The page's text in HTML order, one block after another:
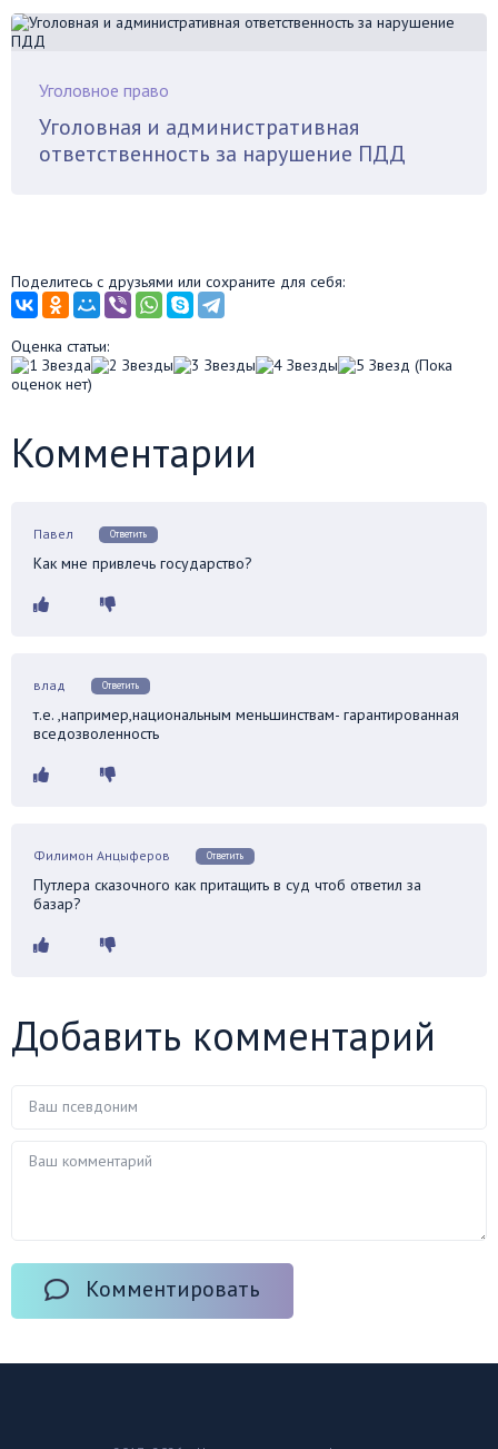
Уголовное право
Уголовная и административная
ответственность за нарушение ПДД
Поделитесь с друзьями или сохраните для себя:
Оценка статьи:
(Пока
оценок нет)
Комментарии
Павел Ответить
Как мне привлечь государство?
влад Ответить
т.е. ,например,национальным меньшинствам- гарантированная
вседозволенность
Филимон Анцыферов Ответить
Путлера сказочного как притащить в суд чтоб ответил за
базар?
Добавить комментарий
Комментировать